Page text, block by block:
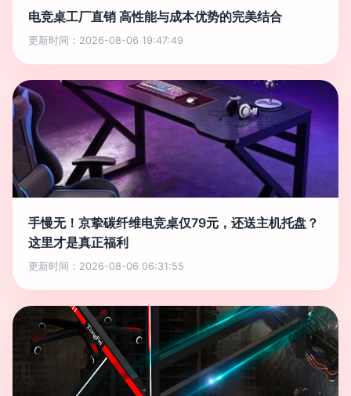
电竞桌工厂直销 高性能与成本优势的完美结合
更新时间：2026-08-06 19:47:49
手慢无！京挚碳纤维电竞桌仅79元，还送主机托盘？
这里才是真正福利
更新时间：2026-08-06 06:31:55